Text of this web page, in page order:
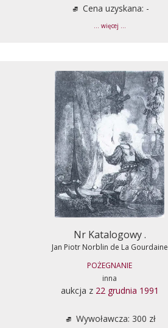
Cena uzyskana: -
... więcej ...
Nr Katalogowy .
Jan Piotr Norblin de La Gourdaine
POŻEGNANIE
inna
aukcja z 22 grudnia 1991
Wywoławcza: 300 zł